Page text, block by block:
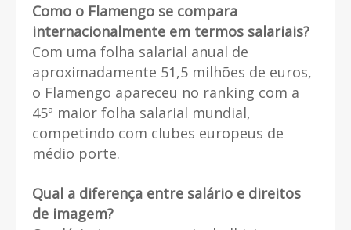
Como o Flamengo se compara
internacionalmente em termos salariais?
Com uma folha salarial anual de
aproximadamente 51,5 milhões de euros,
o Flamengo apareceu no ranking com a
45ª maior folha salarial mundial,
competindo com clubes europeus de
médio porte.
Qual a diferença entre salário e direitos
de imagem?